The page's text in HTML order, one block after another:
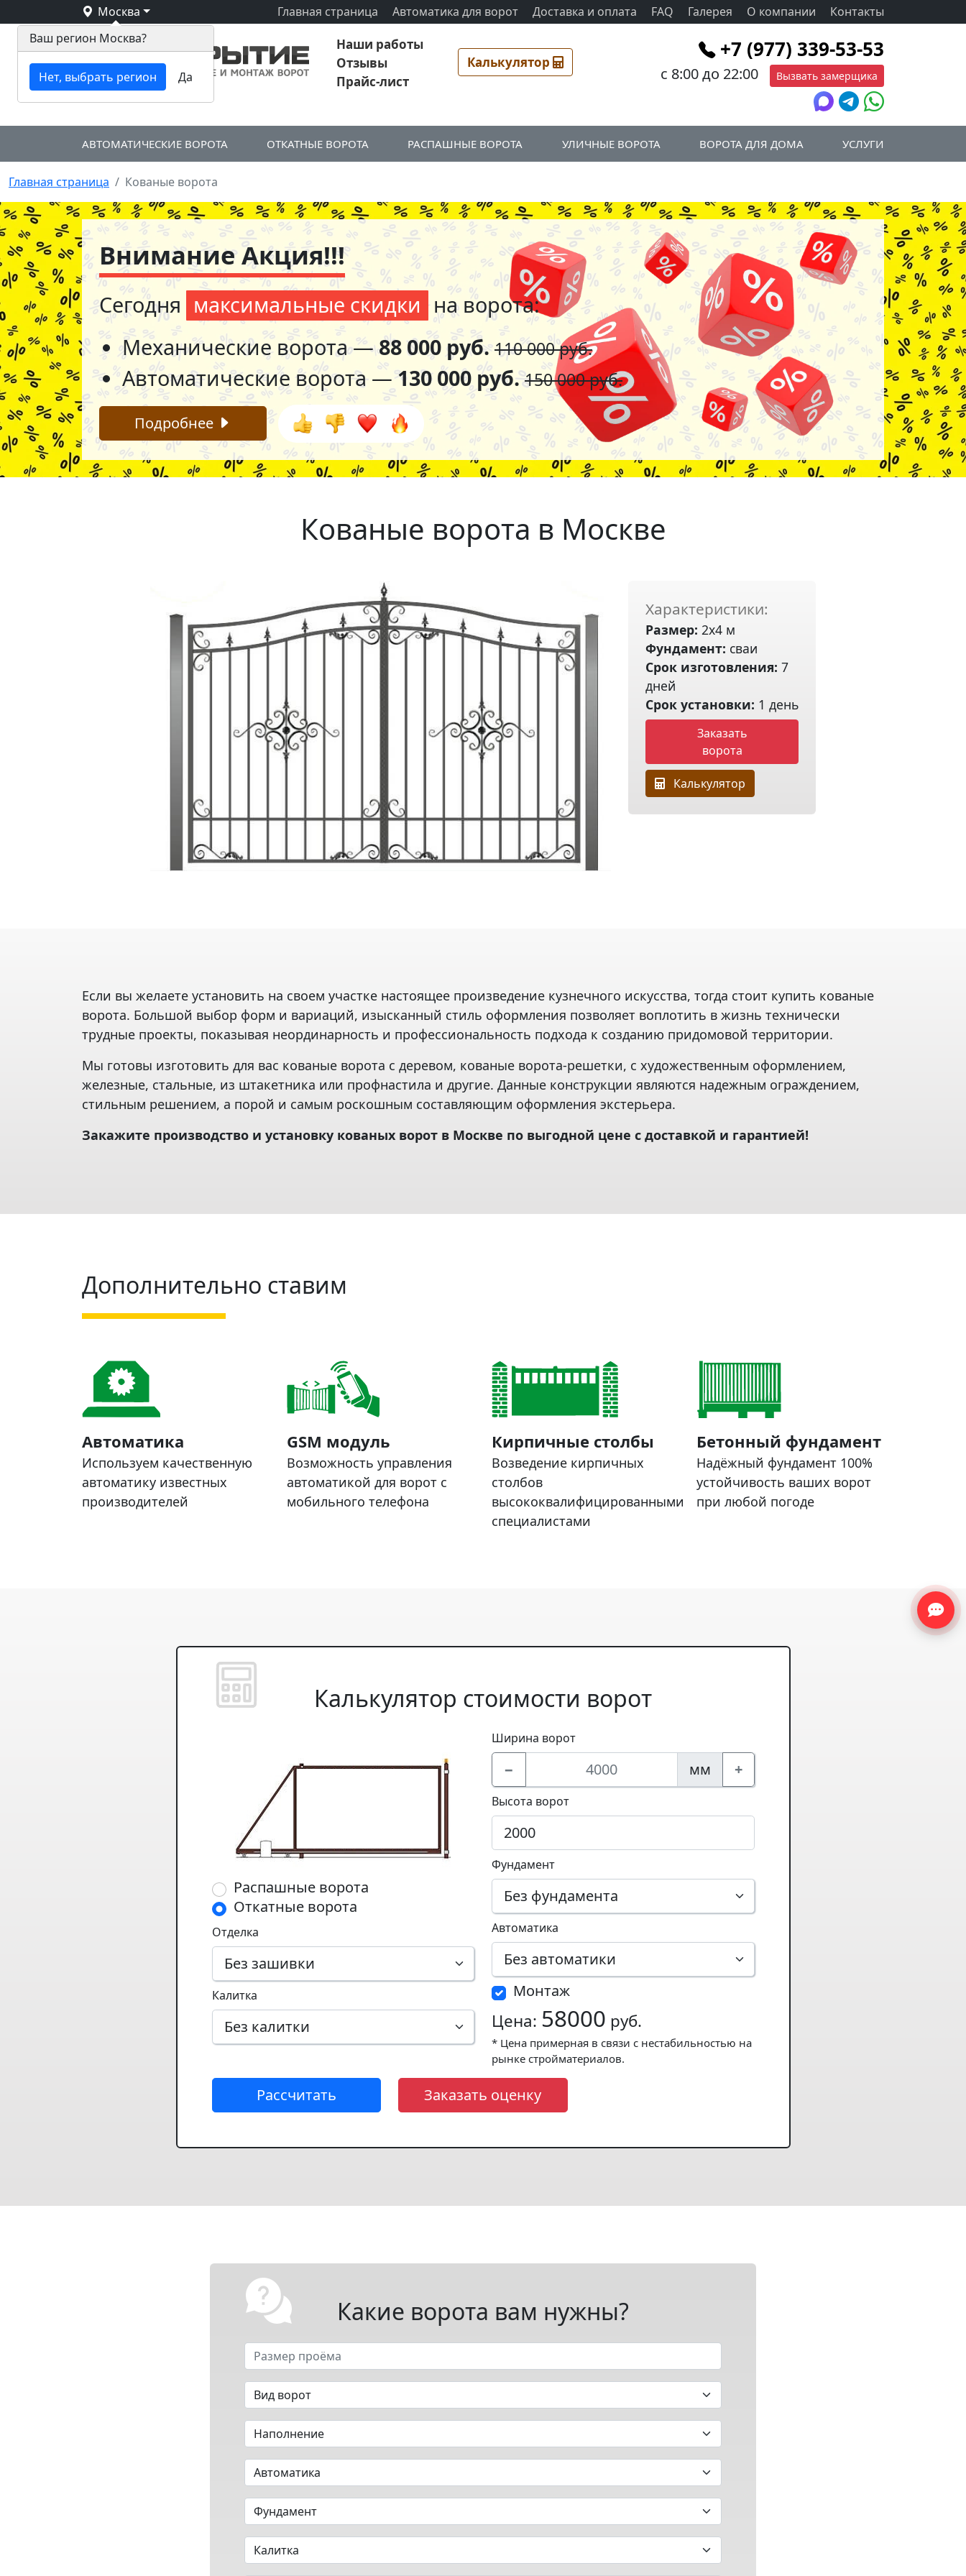
Главная страница Автоматика для ворот Доставка и оплата FAQ Галерея О компании Контакты
Москва
Наши работы
Отзывы
Прайс-лист
Калькулятор
+7 (977) 339-53-53
с 8:00 до 22:00 Вызвать замерщика
АВТОМАТИЧЕСКИЕ ВОРОТА ОТКАТНЫЕ ВОРОТА РАСПАШНЫЕ ВОРОТА УЛИЧНЫЕ ВОРОТА ВОРОТА ДЛЯ ДОМА УСЛУГИ
Главная страница / Кованые ворота
Внимание Акция!!!
Сегодня максимальные скидки на ворота:
Механические ворота —88 000 руб. 110 000 руб.
Автоматические ворота —130 000 руб. 150 000 руб.
Подробнее
Кованые ворота в Москве
Характеристики:
Размер: 2х4 м
Фундамент: сваи
Срок изготовления: 7
дней
Срок установки: 1 день
Заказать
ворота
Калькулятор
Если вы желаете установить на своем участке настоящее произведение кузнечного искусства, тогда стоит купить кованые
ворота. Большой выбор форм и вариаций, изысканный стиль оформления позволяет воплотить в жизнь технически
трудные проекты, показывая неординарность и профессиональность подхода к созданию придомовой территории.
Мы готовы изготовить для вас кованые ворота с деревом, кованые ворота-решетки, с художественным оформлением,
железные, стальные, из штакетника или профнастила и другие. Данные конструкции являются надежным ограждением,
стильным решением, а порой и самым роскошным составляющим оформления экстерьера.
Закажите производство и установку кованых ворот в Москве по выгодной цене с доставкой и гарантией!
Дополнительно ставим
Автоматика
Используем качественную
автоматику известных
производителей
GSM модуль
Возможность управления
автоматикой для ворот с
мобильного телефона
Кирпичные столбы
Возведение кирпичных
столбов
высококвалифицированными
специалистами
Бетонный фундамент
Надёжный фундамент 100%
устойчивость ваших ворот
при любой погоде
Калькулятор стоимости ворот
Распашные ворота
Откатные ворота
Отделка
Калитка
Ширина ворот
− мм +
Высота ворот
Фундамент
Автоматика
Монтаж
Цена: 58000 руб.
* Цена примерная в связи с нестабильностью на
рынке стройматериалов.
Рассчитать Заказать оценку
Какие ворота вам нужны?
Ваш регион Москва?
Нет, выбрать регион Да